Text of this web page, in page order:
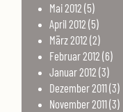
Mai2012 (5)
April 2012 (5)
März2012 (2)
Februar2012 (6)
Januar2012 (3)
Dezember2011(3)
November2011(3)